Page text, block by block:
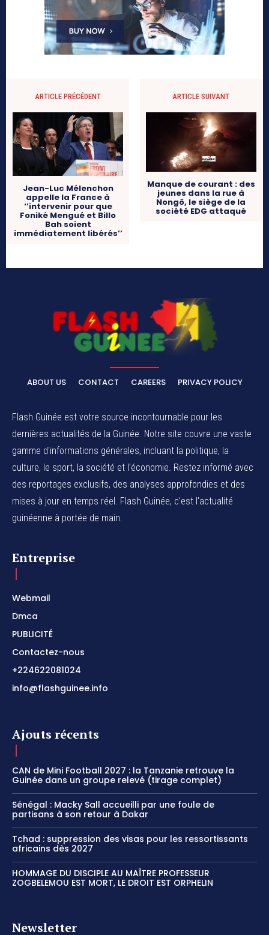
ARTICLE PRÉCÉDENT
Jean-Luc Mélenchon
appelle la France à
‘’intervenir pour que
Foniké Mengué et Billo
Bah soient
immédiatement libérés’’
ARTICLE SUIVANT
Manque de courant : des
jeunes dans la rue à
Nongö, le siège de la
société EDG attaqué
ABOUT US CONTACT CAREERS PRIVACY POLICY
Flash Guinée est votre source incontournable pour les
dernières actualités de la Guinée. Notre site couvre une vaste
gamme d'informations générales, incluant la politique, la
culture, le sport, la société et l'économie. Restez informé avec
des reportages exclusifs, des analyses approfondies et des
mises à jour en temps réel. Flash Guinée, c'est l'actualité
guinéenne à portée de main.
Entreprise
Webmail
Dmca
PUBLICITÉ
Contactez-nous
+224622081024
info@flashguinee.info
Ajouts récents
CAN de Mini Football 2027 : la Tanzanie retrouve la
Guinée dans un groupe relevé (tirage complet)
Sénégal : Macky Sall accueilli par une foule de
partisans à son retour à Dakar
Tchad : suppression des visas pour les ressortissants
africains dès 2027
HOMMAGE DU DISCIPLE AU MAÎTRE PROFESSEUR
ZOGBELEMOU EST MORT, LE DROIT EST ORPHELIN
Newsletter